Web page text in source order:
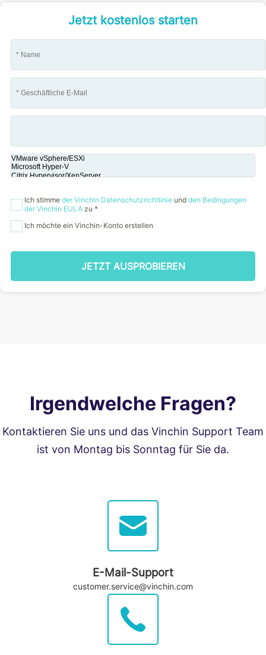
Jetzt kostenlos starten
Ich stimme der Vinchin Datenschutzrichtlinie und den Bedingungen
der Vinchin EULA zu *
Ich möchte ein Vinchin-Konto erstellen
JETZT AUSPROBIEREN
Irgendwelche Fragen?
Kontaktieren Sie uns und das Vinchin Support Team
ist von Montag bis Sonntag für Sie da.
E-Mail-Support
customer.service@vinchin.com